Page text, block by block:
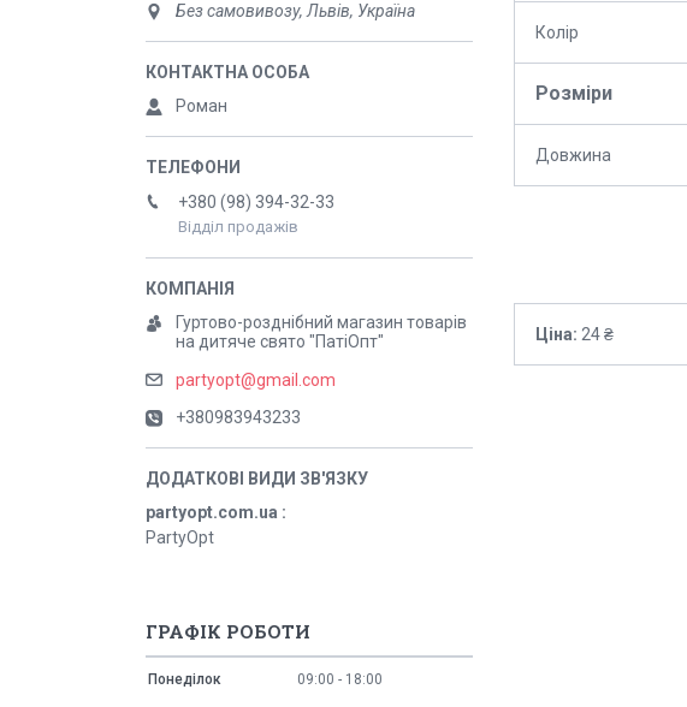
Колір
Розміри
Довжина
Ціна: 24 ₴
Без самовивозу, Львів, Україна
Роман
+380 (98) 394-32-33
Відділ продажів
Гуртово-розднібний магазин товарів
на дитяче свято "ПатіОпт"
partyopt@gmail.com
+380983943233
partyopt.com.ua
PartyOpt
ГРАФІК РОБОТИ
Понеділок 09:00 18:00